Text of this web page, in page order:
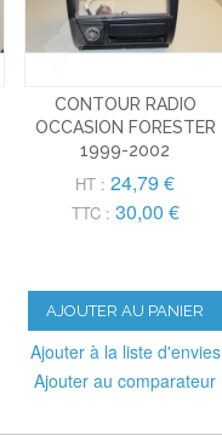
CONTOUR RADIO
OCCASION FORESTER
1999-2002
HT : 24,79 €
TTC : 30,00 €
AJOUTER AU PANIER
Ajouter à la liste d'envies
Ajouter au comparateur